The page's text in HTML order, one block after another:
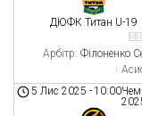
ДЮФК Титан U-19
Арбітр: Філоненко
5 Лис 2025 -10:00